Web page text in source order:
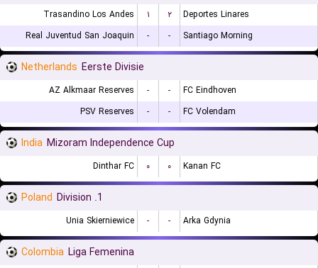
Trasandino Los Andes ۱ ۲
Deportes Linares
Real Juventud San Joaquin
- - Santiago Morning
Netherlands Eerste Divisie
AZ Alkmaar Reserves - -
FC Eindhoven
PSV Reserves
- - FC Volendam
India Mizoram Independence Cup
Dinthar FC ۰ ۰ Kanan FC
Poland 1. Division
Unia Skierniewice - - Arka Gdynia
Colombia Liga Femenina